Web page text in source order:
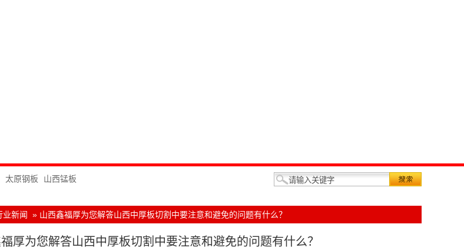
太原钢板 山西锰板
业新闻 » 山西鑫福厚为您解答山西中厚板切割中要注意和避免的问题有什么？
厚为您解答山西中厚板切割中要注意和避免的问题有什么？